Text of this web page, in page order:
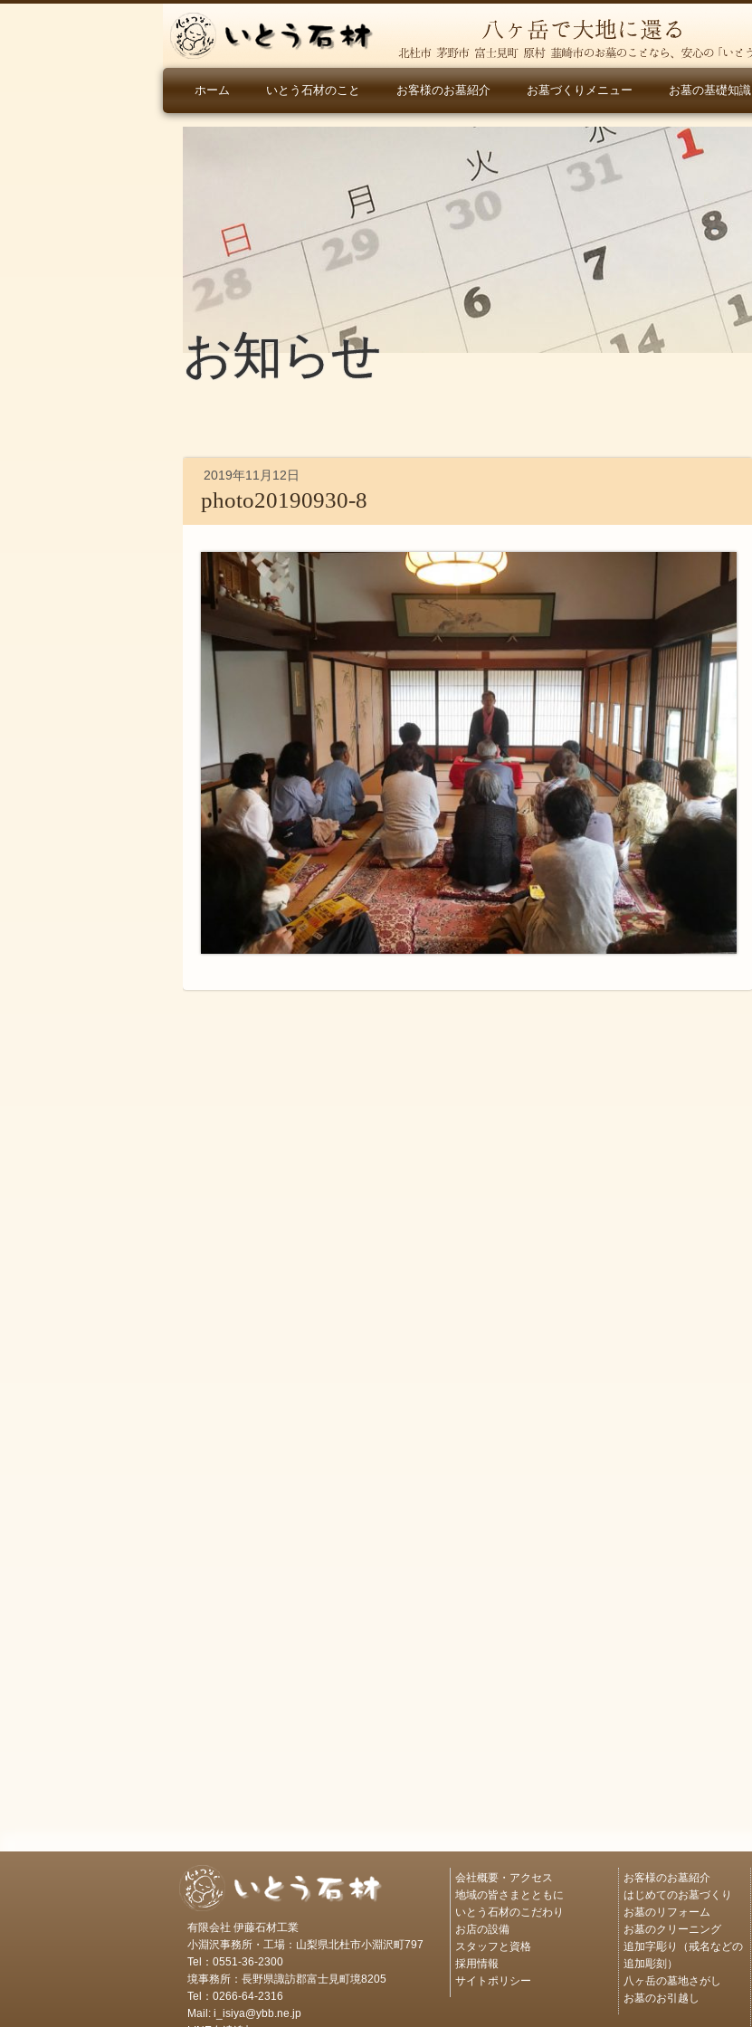
ホーム いとう石材のこと お客様のお墓紹介 お墓づくりメニュー お墓の基礎知識
お知らせ
2019年11月12日
photo20190930-8
有限会社 伊藤石材工業
小淵沢事務所・工場：山梨県北杜市小淵沢町797
Tel：0551-36-2300
境事務所：長野県諏訪郡富士見町境8205
Tel：0266-64-2316
Mail: i_isiya@ybb.ne.jp
会社概要・アクセス
地域の皆さまとともに
いとう石材のこだわり
お店の設備
スタッフと資格
採用情報
サイトポリシー
お客様のお墓紹介
はじめてのお墓づくり
お墓のリフォーム
お墓のクリーニング
追加字彫り（戒名などの
追加彫刻）
八ヶ岳の墓地さがし
お墓のお引越し